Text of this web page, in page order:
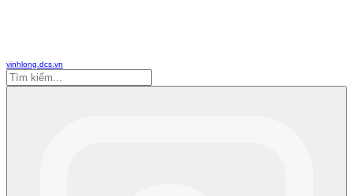
vinhlong.dcs.vn